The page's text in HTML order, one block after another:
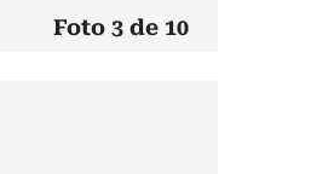
Foto 3 de 10